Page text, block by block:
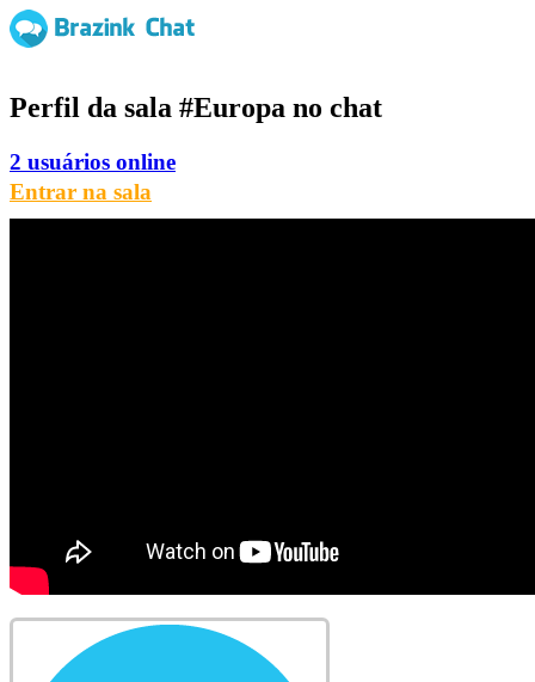
Perfil da sala #Europa no chat
2 usuários online
Entrar na sala